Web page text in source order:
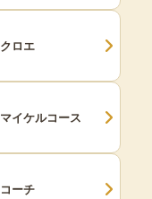
クロエ
マイケルコース
コーチ